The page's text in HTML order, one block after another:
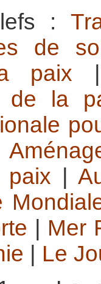
:
de
paix
de la
paix
Mer
Le